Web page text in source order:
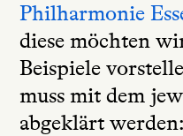
Philharmonie
diese möchten
Beispiele
muss mit dem
abgeklärt werden: